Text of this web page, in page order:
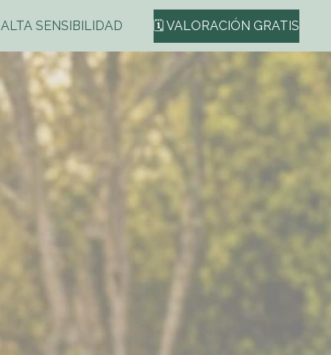
ALTA SENSIBILIDAD 🗓️ VALORACIÓN GRATIS